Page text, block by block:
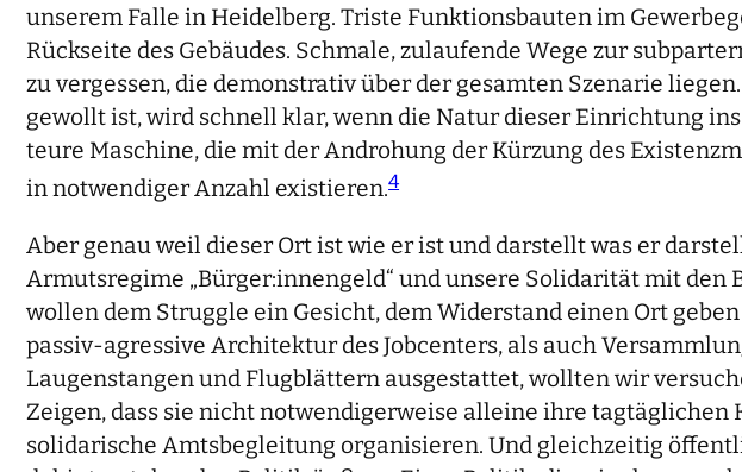
unserem Falle in Heidelberg. Triste Funktionsbauten im
Rückseite des Gebäudes. Schmale, zulaufende Wege zur
zu vergessen, die demonstrativ über der gesamten Szenarie
gewollt ist, wird schnell klar, wenn die Natur dieser Einrichtung
teure Maschine, die mit der Androhung der Kürzung des
in notwendiger Anzahl existieren.4
Aber genau weil dieser Ort ist wie er ist und darstellt was er
Armutsregime „Bürger:innengeld“ und unsere Solidarität mit
wollen dem Struggle ein Gesicht, dem Widerstand einen Ort
passiv-agressive Architektur des Jobcenters, als auch
Laugenstangen und Flugblättern ausgestattet, wollten wir
Zeigen, dass sie nicht notwendigerweise alleine ihre tagtäglichen
solidarische Amtsbegleitung organisieren. Und gleichzeitig